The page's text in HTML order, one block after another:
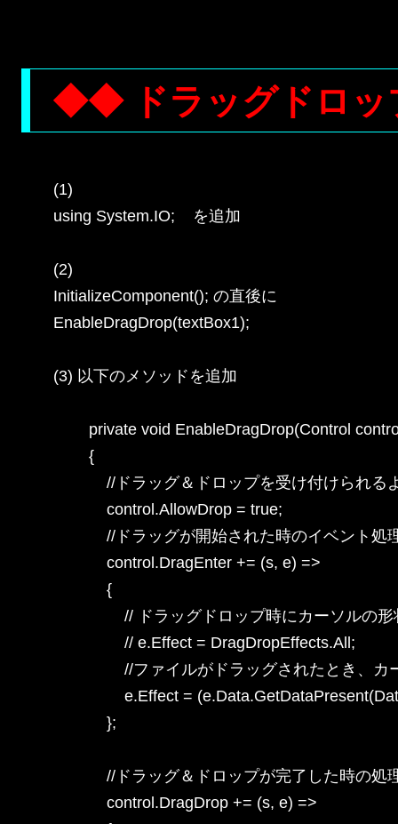
◆◆ ドラッグドロ
(1)
using System.IO;    を追加
(2)
InitializeComponent(); の直後に
EnableDragDrop(textBox1);
(3) 以下のメソッドを追加
private void EnableDragDrop(Control
        {
//ドラッグ＆ドロップを受け付けられ
            control.AllowDrop = true;
//ドラッグが開始された時のイベン
            control.DragEnter += (s, e) =>
            {
// ドラッグドロップ時にカーソルの
                // e.Effect = DragDropEffects.All;
//ファイルがドラッグされたと
e.Effect =
            };
//ドラッグ＆ドロップが完了した時
            control.DragDrop += (s, e) =>